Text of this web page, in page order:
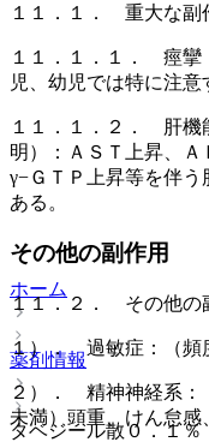
１１．１． 重大な副
１１．１．１． 痙攣
児、幼児では特に注意
１１．１．２． 肝機
明）：ＡＳＴ上昇、Ａ
γ−ＧＴＰ上昇等を伴
ある。
その他の副作用
１１．２． その他の
１）． 過敏症：（頻
２）． 精神神経系：
未満）頭重、けん怠感
ホーム
薬剤情報
タベジール散０．１％